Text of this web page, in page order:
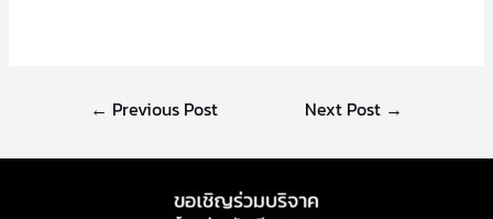
← Previous Post Next Post →